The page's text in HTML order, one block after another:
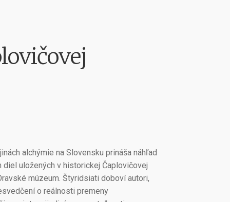
alchýmie na Slovensku prináša náhľad
uložených v historickej Čaplovičovej
múzeum. Štyridsiati doboví autori,
o reálnosti premeny